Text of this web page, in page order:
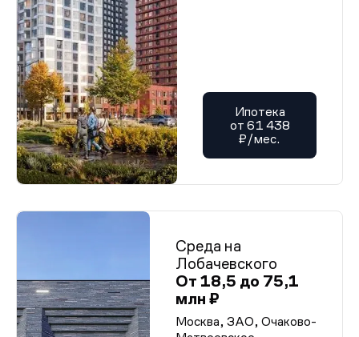
Ипотека
от 61 438
₽/мес.
Среда на
Лобачевского
От 18,5 до 75,1
млн ₽
Москва, ЗАО, Очаково-